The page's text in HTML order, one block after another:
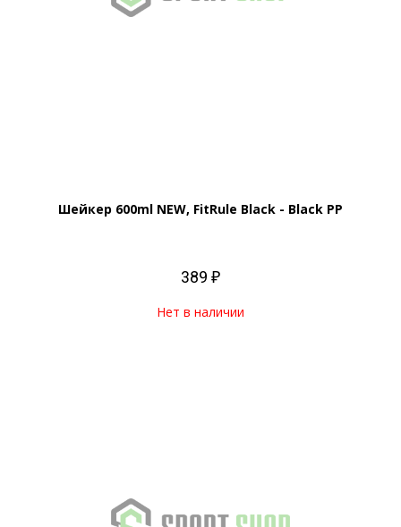
Шейкер 600ml NEW, FitRule Black - Black PP
389 ₽
Нет в наличии